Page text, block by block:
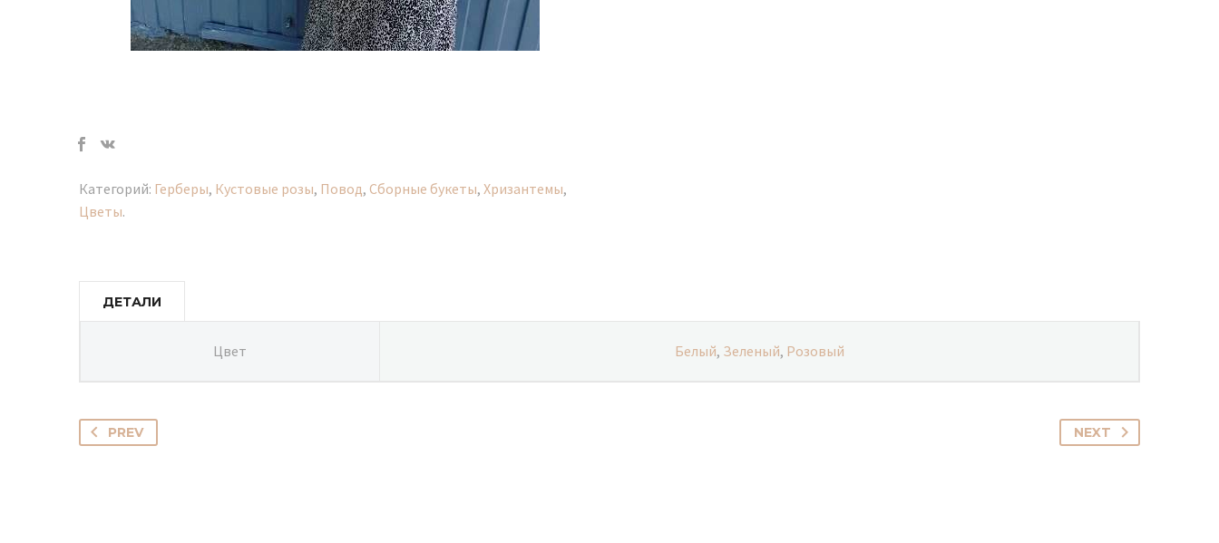
Категорий: Герберы, Кустовые розы, Повод, Сборные букеты, Хризантемы,
Цветы.
ДЕТАЛИ
Цвет Белый, Зеленый, Розовый
PREV NEXT